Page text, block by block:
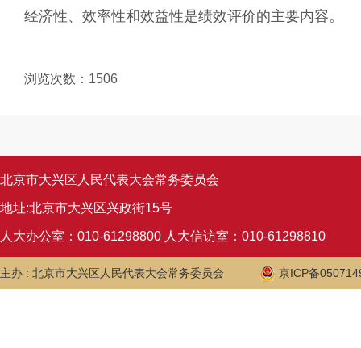
经济性、效率性和效益性是绩效评价的主要内容。
浏览次数： 1506
北京市大兴区人民代表大会常务委员会
地址:北京市大兴区兴政街15号
人大办公室：010-61298800 人大信访室：010-61298810
主办 : 北京市大兴区人民代表大会常务委员会 京ICP备